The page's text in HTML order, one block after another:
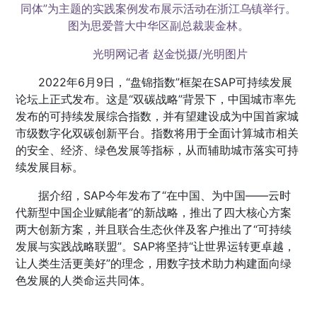
同体”为主题的实践案例发布展示活动在浙江乌镇举行。
图为思爱普大中华区副总裁裴金林。
光明网记者 赵金悦摄/光明图片
2022年6月9日，“盘锦指数”框架在SAP可持续发展
论坛上正式发布。这是“双碳战略”背景下，中国城市率先
发布的可持续发展综合指数，并有望建设成为中国首家城
市级数字化双碳创新平台。指数将用于全面计算城市相关
的安全、经济、绿色发展等指标，从而辅助城市落实可持
续发展目标。
据介绍，SAP今年发布了“在中国、为中国——云时
代新型中国企业赋能者”的新战略，推出了四大核心方案
两大创新方案，并且联合生态伙伴及客户推出了“可持续
发展与实践战略联盟”。SAP将坚持“让世界运转更卓越，
让人类生活更美好”的理念，用数字技术助力构建面向绿
色发展的人类命运共同体。